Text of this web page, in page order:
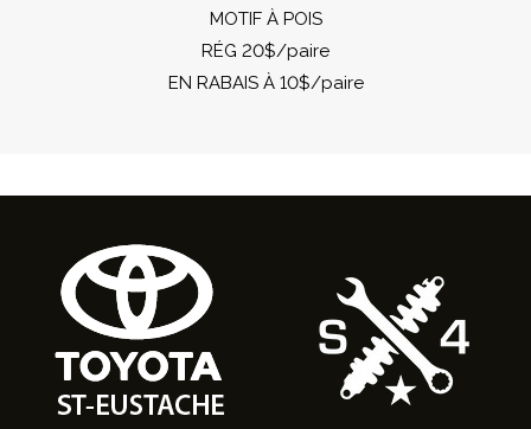
MOTIF À POIS
RÉG 20$/paire
EN RABAIS À 10$/paire